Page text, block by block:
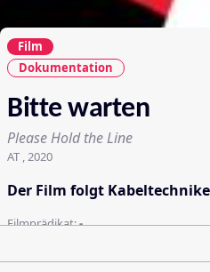
Film
Dokumentation
Bitte warten
Please Hold the Line
AT , 2020
Der Film folgt
Filmprädikat:-